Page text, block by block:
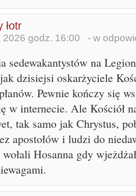
łotr
2026 godz. 16:00 - w
sedewakantystów na
dzisiejsi oskarżyciele
Pewnie kończy się
w internecie. Ale Kościół
tak samo jak Chrystus,
apostołów i ludzi do
Hosanna gdy